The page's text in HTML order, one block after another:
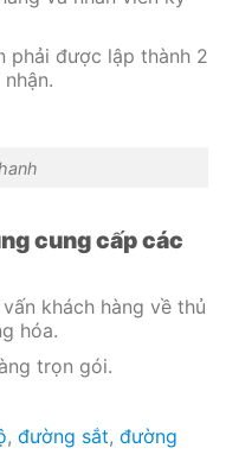
phải được lập thành 2
cung cấp các
khách hàng về thủ
hóa.
trọn gói.
, đường sắt, đường